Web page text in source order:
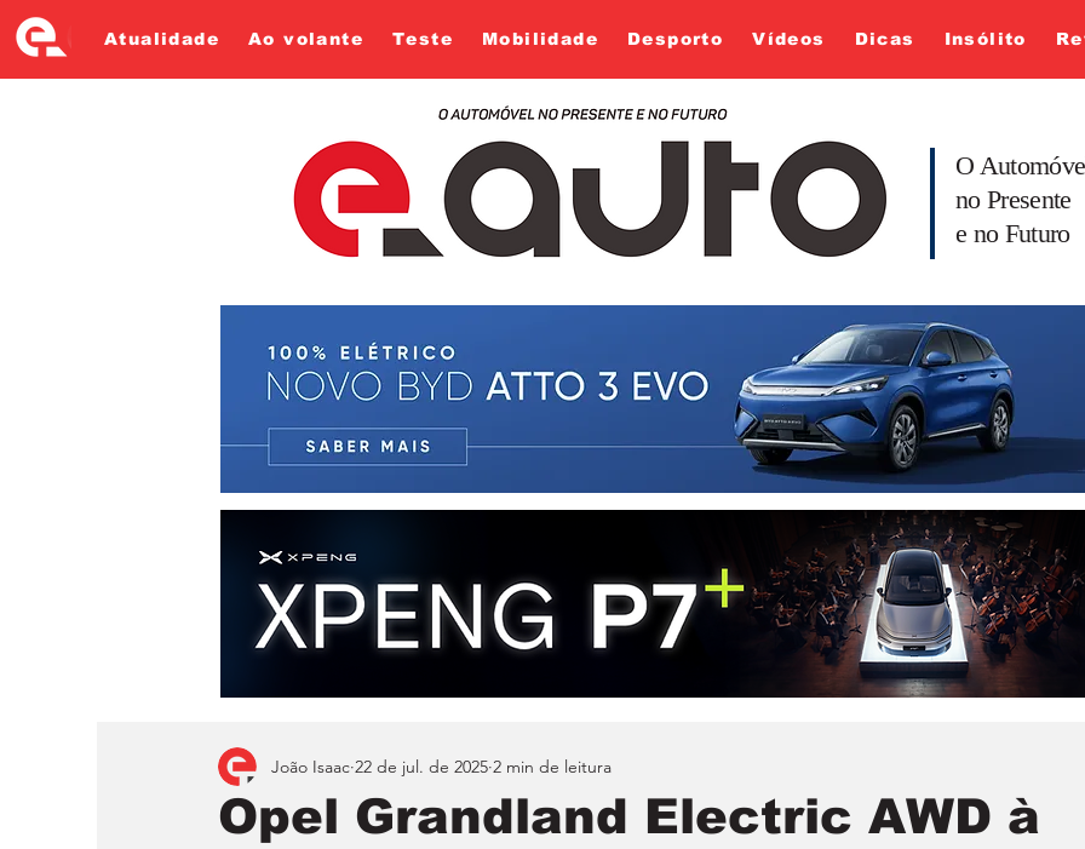
Atualidade Ao volante Teste Mobilidade Desporto Vídeos Dicas Insólito
O
no Presente
e no Futuro
Opel Grandland Electric AWD à
João Isaac 22 de jul. de 2025 2 min de leitura